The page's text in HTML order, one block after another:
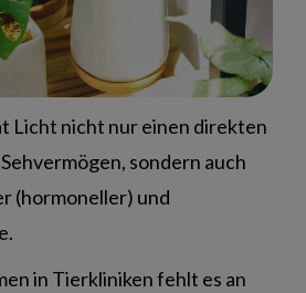
Licht nicht nur einen direkten
sondern auch
(hormoneller) und
in Tierkliniken fehlt es an